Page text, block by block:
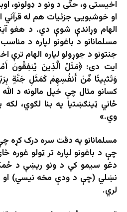
اخیستی و، حتّی د ونو د ډولونو،
او خوشبویۍ جزئیات هم له قرآني
الهام وړاندې شوې دي. د هغو
مسلمانانو د باغونو لپاره د
ایت دی: ﴿مَثَلُ الَّذِينَ يُنفِقُونَ
كسانو مثال چې خپل مالونه د
ځاني ټينګښتيا په بنا لګوي،
وي.»
مسلمانانو په دقت سره درک کړه
چې د باغونو لپاره تر ټولو غوره
دغو سیمو کې د ونو ریښې د
نښلي (چې د ودې مخه نیسي) او
لري.